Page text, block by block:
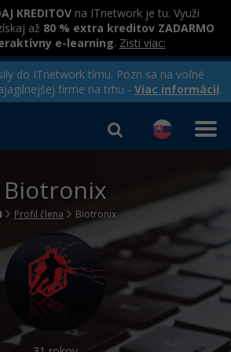
KREDITOV na ITnetwork je tu. Využi
až 80 % extra kreditov ZADARMO
e-learning. Zisti viac:
do ITnetwork tímu. Pozri sa na voľné
firme na trhu - Viac informácií.
kurzy
práce
softvéru
-30%
-80%
Biotronix
Profil člena Biotronix